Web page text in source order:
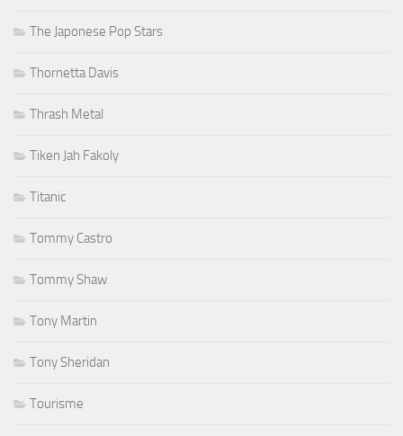
The Japonese Pop Stars
Thornetta Davis
Thrash Metal
Tiken Jah Fakoly
Titanic
Tommy Castro
Tommy Shaw
Tony Martin
Tony Sheridan
Tourisme